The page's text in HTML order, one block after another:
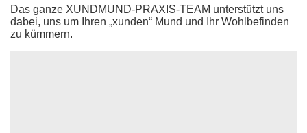
Das ganze XUNDMUND-PRAXIS-TEAM unterstützt uns
dabei, uns um Ihren „xunden“ Mund und Ihr Wohlbefinden
zu kümmern.